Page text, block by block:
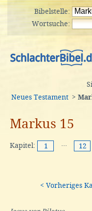
Bibelstelle:
Wortsuche:
Neues Testament >
Markus 15
Kapitel: 1 ··· 12
< Vorheriges